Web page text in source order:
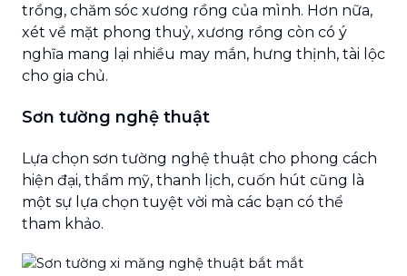
trồng, chăm sóc xương rồng của mình. Hơn nữa,
xét về mặt phong thuỷ, xương rồng còn có ý
nghĩa mang lại nhiều may mắn, hưng thịnh, tài lộc
cho gia chủ.
Sơn tường nghệ thuật
Lựa chọn sơn tường nghệ thuật cho phong cách
hiện đại, thẩm mỹ, thanh lịch, cuốn hút cũng là
một sự lựa chọn tuyệt vời mà các bạn có thể
tham khảo.